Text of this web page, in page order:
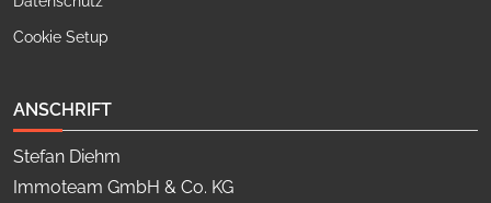
Cookie Setup
ANSCHRIFT
Stefan Diehm
Immoteam GmbH & Co. KG